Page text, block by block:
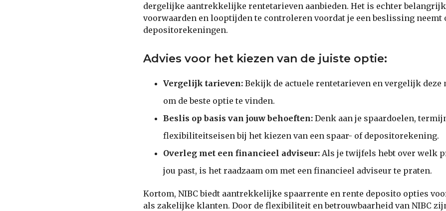
dergelijke aantrekkelijke rentetarieven aanbieden. Het is echter belangrijk
voorwaarden en looptijden te controleren voordat je een beslissing neemt
depositorekeningen.
Advies voor het kiezen van de juiste optie:
Vergelijk tarieven: Bekijk de actuele rentetarieven en vergelijk deze
om de beste optie te vinden.
Beslis op basis van jouw behoeften: Denk aan je spaardoelen,
flexibiliteitseisen bij het kiezen van een spaar- of depositorekening.
Overleg met een financieel adviseur: Als je twijfels hebt over welk
jou past, is het raadzaam om met een financieel adviseur te praten.
Kortom, NIBC biedt aantrekkelijke spaarrente en rente deposito opties
als zakelijke klanten. Door de flexibiliteit en betrouwbaarheid van NIBC